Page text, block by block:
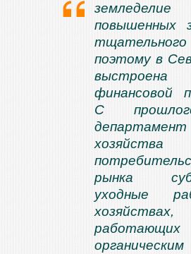
земледелие
повышенных
поэтому в
выстроена
финансовой
С
департамент
рынка
уходные
хозяйствах,
органическим